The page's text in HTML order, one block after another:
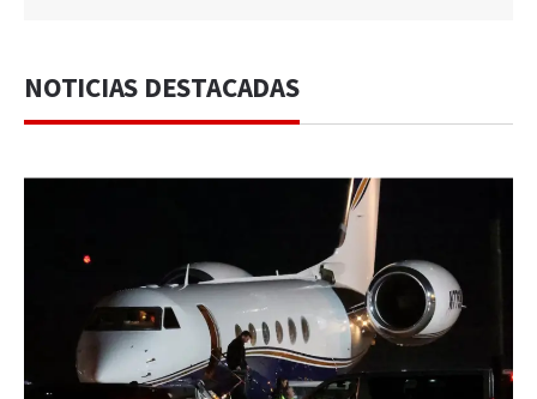
NOTICIAS DESTACADAS